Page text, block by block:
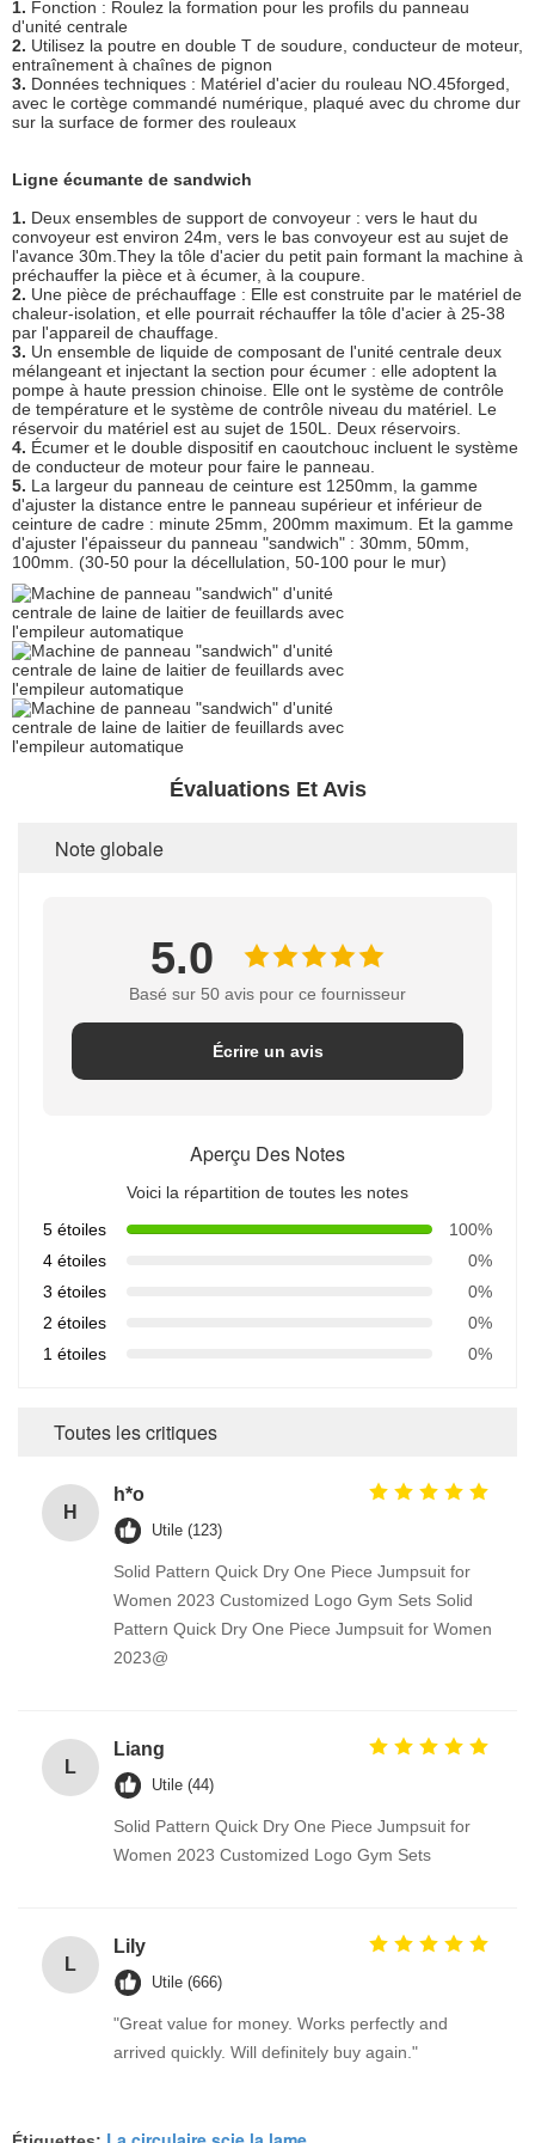
1. Fonction : Roulez la formation pour les profils du panneau
d'unité centrale
2. Utilisez la poutre en double T de soudure, conducteur de moteur,
entraînement à chaînes de pignon
3. Données techniques : Matériel d'acier du rouleau NO.45forged,
avec le cortège commandé numérique, plaqué avec du chrome dur
sur la surface de former des rouleaux
Ligne écumante de sandwich
1. Deux ensembles de support de convoyeur : vers le haut du
convoyeur est environ 24m, vers le bas convoyeur est au sujet de
l'avance 30m.They la tôle d'acier du petit pain formant la machine à
préchauffer la pièce et à écumer, à la coupure.
2. Une pièce de préchauffage : Elle est construite par le matériel de
chaleur-isolation, et elle pourrait réchauffer la tôle d'acier à 25-38
par l'appareil de chauffage.
3. Un ensemble de liquide de composant de l'unité centrale deux
mélangeant et injectant la section pour écumer : elle adoptent la
pompe à haute pression chinoise. Elle ont le système de contrôle
de température et le système de contrôle niveau du matériel. Le
réservoir du matériel est au sujet de 150L. Deux réservoirs.
4. Écumer et le double dispositif en caoutchouc incluent le système
de conducteur de moteur pour faire le panneau.
5. La largeur du panneau de ceinture est 1250mm, la gamme
d'ajuster la distance entre le panneau supérieur et inférieur de
ceinture de cadre : minute 25mm, 200mm maximum. Et la gamme
d'ajuster l'épaisseur du panneau "sandwich" : 30mm, 50mm,
100mm. (30-50 pour la décellulation, 50-100 pour le mur)
Évaluations Et Avis
Note globale
5.0
Basé sur 50 avis pour ce fournisseur
Écrire un avis
Aperçu Des Notes
Voici la répartition de toutes les notes
5 étoiles
100%
4 étoiles
0%
3 étoiles
0%
2 étoiles
0%
1 étoiles
0%
Toutes les critiques
H
h*o
Utile (123)
Solid Pattern Quick Dry One Piece Jumpsuit for
Women 2023 Customized Logo Gym Sets Solid
Pattern Quick Dry One Piece Jumpsuit for Women
2023@
L
Liang
Utile (44)
Solid Pattern Quick Dry One Piece Jumpsuit for
Women 2023 Customized Logo Gym Sets
L
Lily
Utile (666)
"Great value for money. Works perfectly and
arrived quickly. Will definitely buy again."